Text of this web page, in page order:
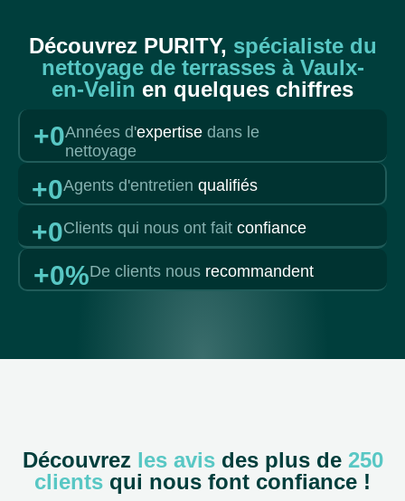
Découvrez PURITY, spécialiste du
nettoyage de terrasses à Vaulx-
en-Velin en quelques chiffres
+0Années d'expertise dans le
nettoyage
+0Agents d'entretien qualifiés
+0Clients qui nous ont fait confiance
+0%De clients nous recommandent
Découvrez les avisdes plus de 250
clients qui nous font confiance !